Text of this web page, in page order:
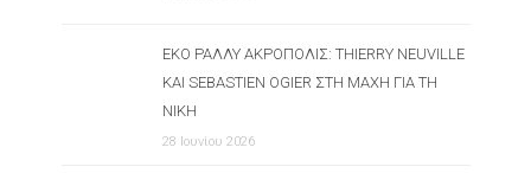
ΕΚΟ ΡΆΛΛΥ ΑΚΡΌΠΟΛΙΣ: THIERRY NEUVILLE
ΚΑΙ SEBASTIEN OGIER ΣΤΗ ΜΆΧΗ ΓΙΑ ΤΗ
ΝΊΚΗ
28 Ιουνίου 2026